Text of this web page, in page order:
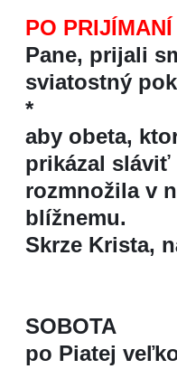
PO PRIJÍMANÍ
Pane, prijali
sviatostný
*
aby obeta,
prikázal
rozmnožila v
blížnemu.
Skrze Krista,
SOBOTA
po Piatej